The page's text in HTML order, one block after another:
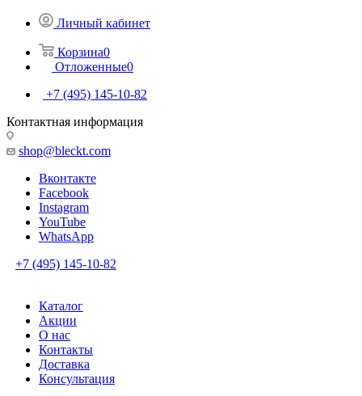
Личный кабинет
Корзина0
Отложенные0
+7 (495) 145-10-82
Контактная информация
shop@bleckt.com
Вконтакте
Facebook
Instagram
YouTube
WhatsApp
+7 (495) 145-10-82
Каталог
Акции
О нас
Контакты
Доставка
Консультация